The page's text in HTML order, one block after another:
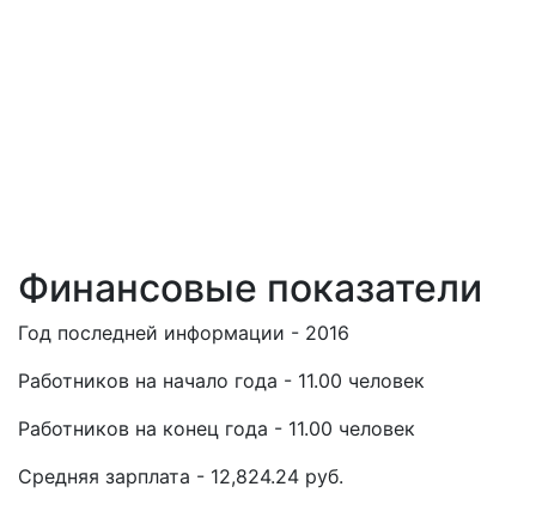
Финансовые показатели
Год последней информации - 2016
Работников на начало года - 11.00 человек
Работников на конец года - 11.00 человек
Средняя зарплата - 12,824.24 руб.